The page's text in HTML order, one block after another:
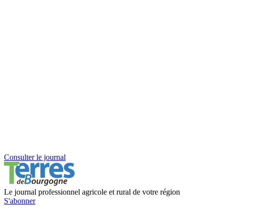
Consulter le journal
Le journal professionnel agricole et rural de votre région
S'abonner